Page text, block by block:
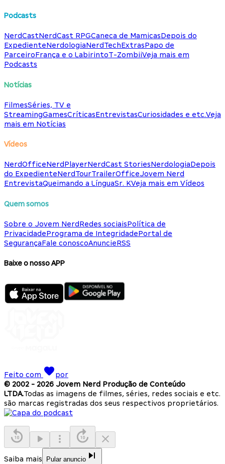
Podcasts
NerdCastNerdCast RPGCaneca de MamicasDepois do
ExpedienteNerdologiaNerdTechExtrasPapo de
ParceiroFrança e o LabirintoT-ZombiiVeja mais em
Podcasts
Notícias
FilmesSéries, TV e
StreamingGamesCríticasEntrevistasCuriosidades e etc.Veja
mais em Notícias
Vídeos
NerdOfficeNerdPlayerNerdCast StoriesNerdologiaDepois
do ExpedienteNerdTourTrailerOfficeJovem Nerd
EntrevistaQueimando a LínguaSr. KVeja mais em Vídeos
Quem somos
Sobre o Jovem NerdRedes sociaisPolítica de
PrivacidadePrograma de IntegridadePortal de
SegurançaFale conoscoAnuncieRSS
Baixe o nosso APP
Feito com
por
© 2002 - 2026 Jovem Nerd Produção de Conteúdo
LTDA.Todas as imagens de filmes, séries, redes sociais e etc.
são marcas registradas dos seus respectivos proprietários.
Saiba mais Pular anuncio